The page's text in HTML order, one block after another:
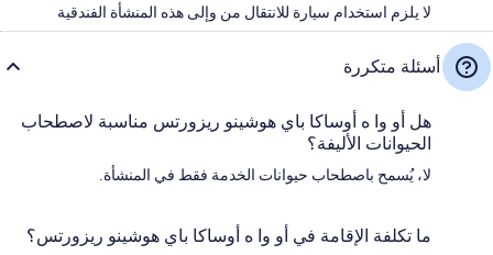
لا يلزم استخدام سيارة للانتقال من وإلى هذه المنشأة الفندقية
أسئلة متكررة
هل أو وا ه أوساكا باي هوشينو ريزورتس مناسبة لاصطحاب
الحيوانات الأليفة؟
لا، يُسمح باصطحاب حيوانات الخدمة فقط في المنشأة.
ما تكلفة الإقامة في أو وا ه أوساكا باي هوشينو ريزورتس؟